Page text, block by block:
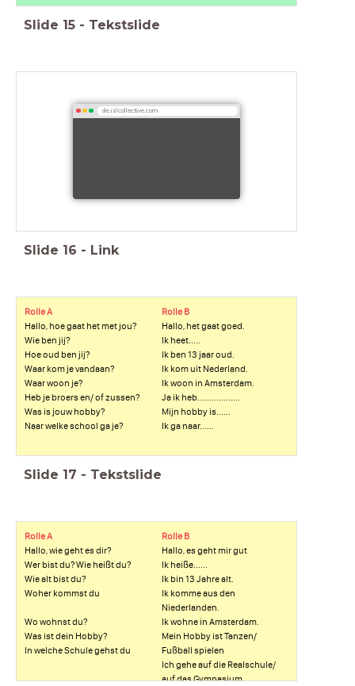
Slide 15 - Tekstslide
de.islcollective.com
Slide 16 - Link
Rolle A
Hallo, hoe gaat het met jou?
Wie ben jij?
Hoe oud ben jij?
Waar kom je vandaan?
Waar woon je?
Heb je broers en/ of zussen?
Was is jouw hobby?
Naar welke school ga je?
Rolle B
Hallo, het gaat goed.
Ik heet.....
Ik ben 13 jaar oud.
Ik kom uit Nederland.
Ik woon in Amsterdam.
Ja ik heb..................
Mijn hobby is......
Ik ga naar......
Slide 17 - Tekstslide
Rolle A
Hallo, wie geht es dir?
Wer bist du? Wie heißt du?
Wie alt bist du?
Woher kommst du
Wo wohnst du?
Was ist dein Hobby?
In welche Schule gehst du
Rolle B
Hallo, es geht mir gut
Ik heiße......
Ik bin 13 Jahre alt.
Ik komme aus den
Niederlanden.
Ik wohne in Amsterdam.
Mein Hobby ist Tanzen/
Fußball spielen
Ich gehe auf die Realschule/
auf das Gymnasium